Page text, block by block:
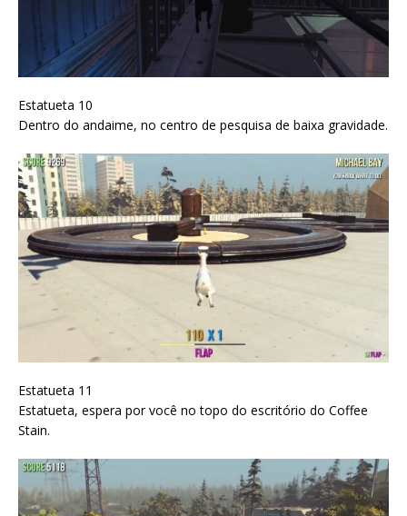
Estatueta 10
Dentro do andaime, no centro de pesquisa de baixa gravidade.
Estatueta 11
Estatueta, espera por você no topo do escritório do Coffee
Stain.